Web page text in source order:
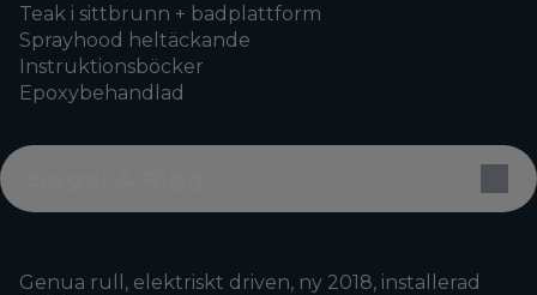
Teak i sittbrunn + badplattform
Sprayhood heltäckande
Instruktionsböcker
Epoxybehandlad
Genua rull, elektriskt driven, ny 2018, installerad